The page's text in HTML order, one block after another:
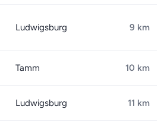
Ludwigsburg 9 km
Tamm 10 km
Ludwigsburg 11 km